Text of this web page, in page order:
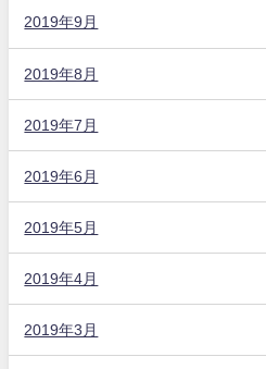
2019年9月
2019年8月
2019年7月
2019年6月
2019年5月
2019年4月
2019年3月